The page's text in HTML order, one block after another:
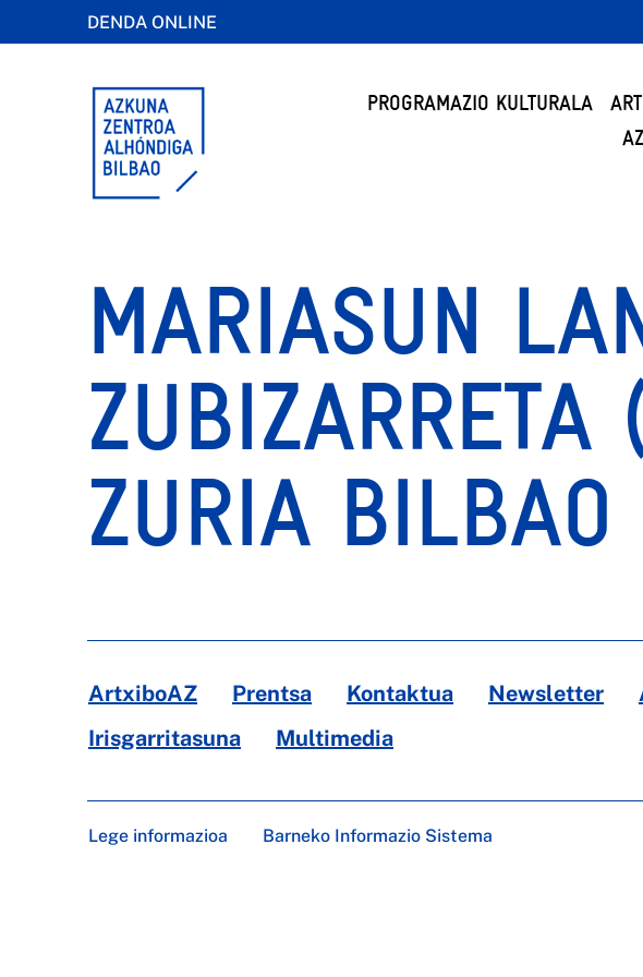
DENDA ONLINE
PROGRAMAZIO KULTURALA
MARIASUN
ZUBIZARRETA
ZURIA
ArtxiboAZ Prentsa Kontaktua Newsletter
Irisgarritasuna
Multimedia
Lege informazioa Barneko Informazio Sistema